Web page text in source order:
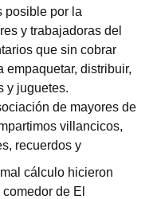
posible por la
y trabajadoras del
que sin cobrar
empaquetar, distribuir,
y juguetes.
de mayores de
villancicos,
recuerdos y
cálculo hicieron
de El